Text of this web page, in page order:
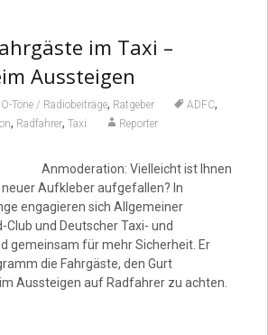
im Taxi –
Aussteigen
O-Töne / Radiobeiträge, Ratgeber ADFC,
, Radfahrer, Taxi Reporter
Anmoderation: Vielleicht ist Ihnen
Aufkleber aufgefallen? In
engagieren sich Allgemeiner
Club und Deutscher Taxi- und
gemeinsam für mehr Sicherheit. Er
die Fahrgäste, den Gurt
Aussteigen auf Radfahrer zu achten.